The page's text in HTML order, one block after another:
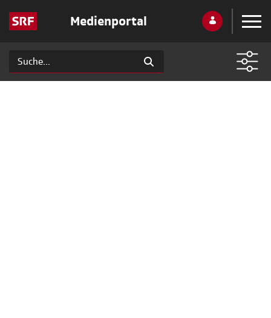
Medienportal